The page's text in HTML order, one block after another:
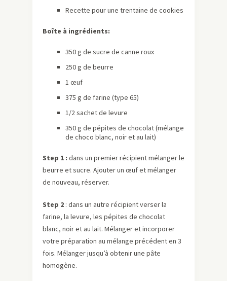
Recette pour une trentaine de cookies
Boîte à ingrédients:
350 g de sucre de canne roux
250 g de beurre
1 œuf
375 g de farine (type 65)
1/2 sachet de levure
350 g de pépites de chocolat (mélange
de choco blanc, noir et au lait)
Step 1 : dans un premier récipient mélanger le
beurre et sucre. Ajouter un œuf et mélanger
de nouveau, réserver.
Step 2 : dans un autre récipient verser la
farine, la levure, les pépites de chocolat
blanc, noir et au lait. Mélanger et incorporer
votre préparation au mélange précédent en 3
fois. Mélanger jusqu’à obtenir une pâte
homogène.